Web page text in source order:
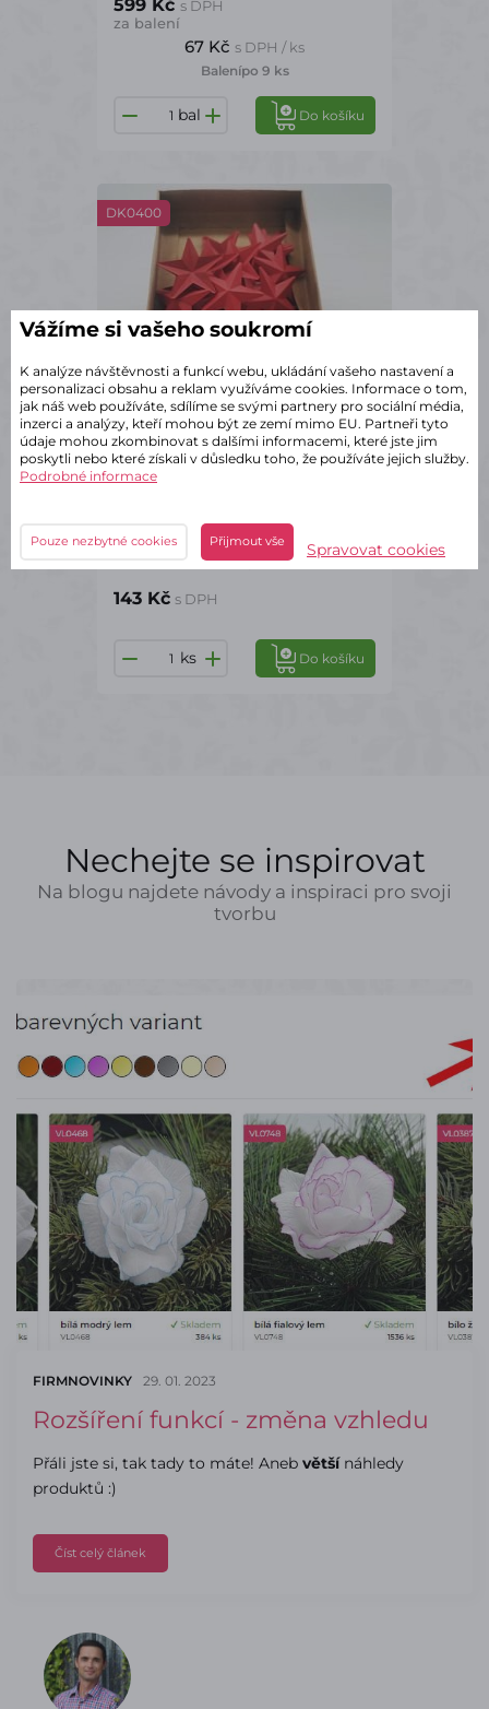
599 Kč s DPH
za balení
67 Kč s DPH / ks
Balenípo 9 ks
bal Do košíku
DK0400
Kovová hvězda 4 cm červená 36
ks
143 Kč s DPH
ks Do košíku
Nechejte se inspirovat
Na blogu najdete návody a inspiraci pro svoji
tvorbu
FIRMNOVINKY 29. 01. 2023
Rozšíření funkcí - změna vzhledu
Přáli jste si, tak tady to máte! Aneb většínáhledy
produktů :)
Číst celý článek
Vážíme si vašeho soukromí
K analýze návštěvnosti a funkcí webu, ukládání vašeho nastavení a
personalizaci obsahu a reklam využíváme cookies. Informace o tom,
jak náš web používáte, sdílíme se svými partnery pro sociální média,
inzerci a analýzy, kteří mohou být ze zemí mimo EU. Partneři tyto
údaje mohou zkombinovat s dalšími informacemi, které jste jim
poskytli nebo které získali v důsledku toho, že používáte jejich služby.
Podrobné informace
Pouze nezbytné cookies Přijmout vše Spravovat cookies